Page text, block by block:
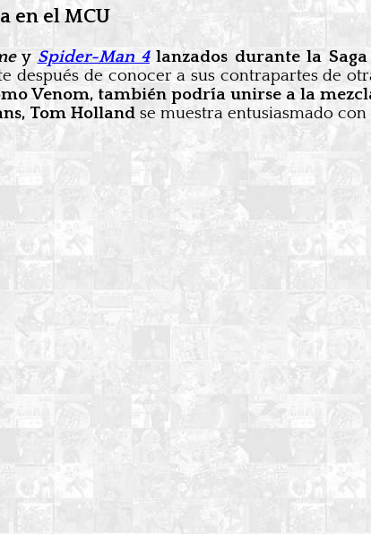
en el MCU
y Spider-Man 4lanzados durante la
después de conocer a sus contrapartes de
Venom, también podría unirse a la
Tom Holland se muestra entusiasmado